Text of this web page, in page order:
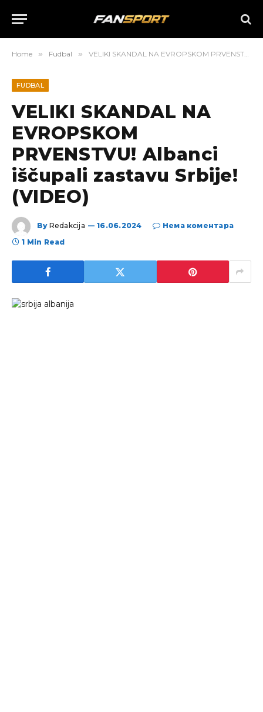
Home » Fudbal » VELIKI SKANDAL NA EVROPSKOM PRVENSTVU! Albanci iščupali zastavu Srbije! (VIDEO)
FUDBAL
VELIKI SKANDAL NA
EVROPSKOM
PRVENSTVU! Albanci
iščupali zastavu Srbije!
(VIDEO)
By Redakcija 16.06.2024
Нема коментара
1 Min Read